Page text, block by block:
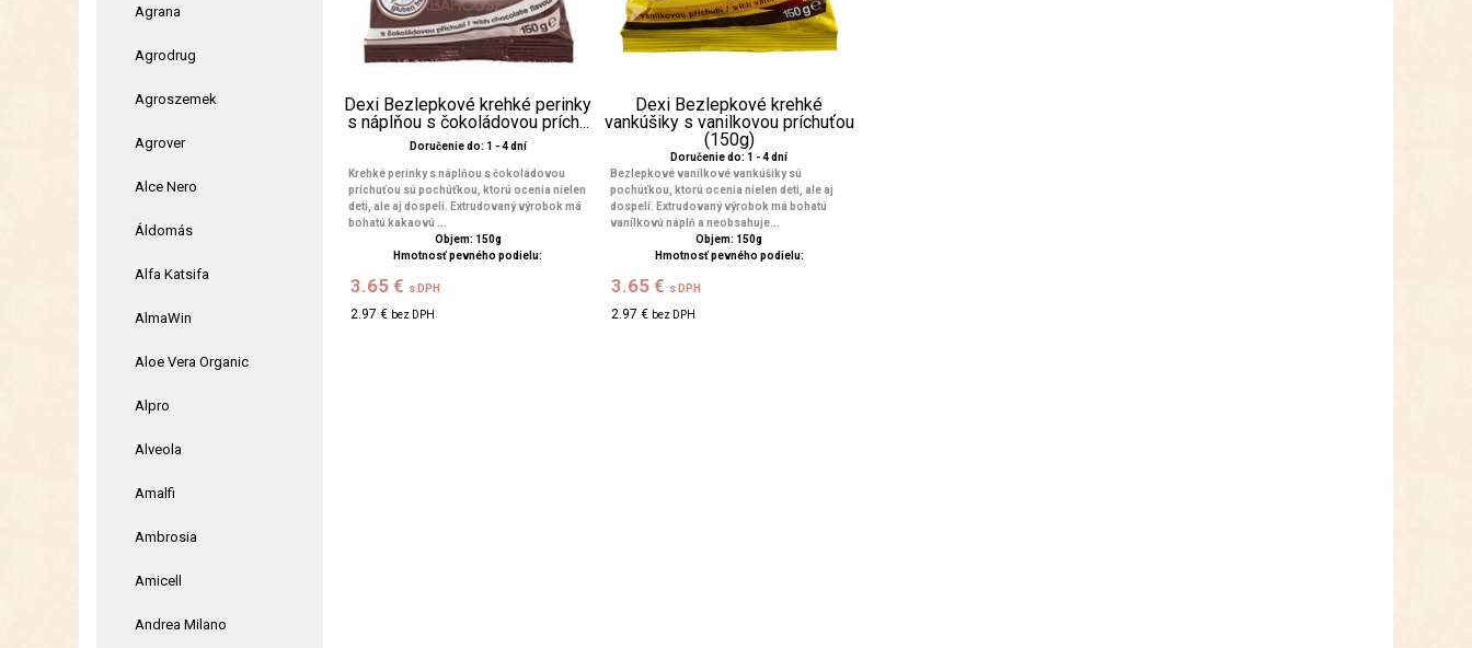
Agrana
Agrodrug
Agroszemek
Agrover
Alce Nero
Áldomás
Alfa Katsifa
AlmaWin
Aloe Vera Organic
Alpro
Alveola
Amalfi
Ambrosia
Amicell
Andrea Milano
Dexi Bezlepkové krehké perinky
s náplňou s čokoládovou prích...
Doručenie do: 1 - 4 dní
Krehké perinky s náplňou s čokoládovou
príchuťou sú pochúťkou, ktorú ocenia nielen
deti, ale aj dospelí. Extrudovaný výrobok má
bohatú kakaovú ...
Objem: 150g
Hmotnosť pevného podielu:
3.65 € s DPH
2.97 € bez DPH
Dexi Bezlepkové krehké
vankúšiky s vanilkovou príchuťou
(150g)
Doručenie do: 1 - 4 dní
Bezlepkové vanílkové vankúšiky sú
pochúťkou, ktorú ocenia nielen deti, ale aj
dospelí. Extrudovaný výrobok má bohatú
vanílkovú náplň a neobsahuje...
Objem: 150g
Hmotnosť pevného podielu:
3.65 € s DPH
2.97 € bez DPH